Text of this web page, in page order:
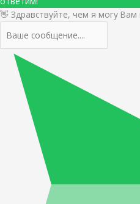
👋 Здравствуйте, чем я могу